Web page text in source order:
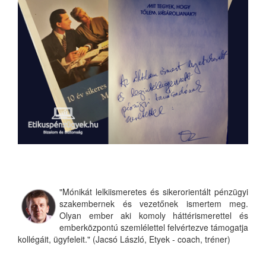
"Mónikát lelkiismeretes és sikerorientált pénzügyi
szakembernek és vezetőnek ismertem meg.
Olyan ember aki komoly háttérismerettel és
emberközpontú szemlélettel felvértezve támogatja
kollégáit, ügyfeleit." (Jacsó László, Etyek - coach, tréner)